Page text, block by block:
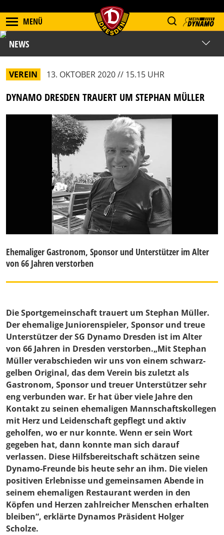
MENÜ
NEWS
VEREIN 13. OKTOBER 2020 // 15.15 UHR
DYNAMO DRESDEN TRAUERT UM STEPHAN MÜLLER
Ehemaliger Gastronom, Sponsor und Unterstützer im Alter
von 66 Jahren verstorben
Die Sportgemeinschaft trauert um Stephan Müller.
Der ehemalige Juniorenspieler, Sponsor und treue
Unterstützer der SG Dynamo Dresden ist im Alter
von 66 Jahren in Dresden verstorben.„Mit Stephan
Müller verabschieden wir uns von einem schwarz-
gelben Original, das dem Verein bis zuletzt als
Gastronom, Sponsor und treuer Unterstützer sehr
eng verbunden war. Er hat über viele Jahre den
Kontakt zu seinen ehemaligen Mannschaftskollegen
mit Herz und Leidenschaft gepflegt und aktiv
geholfen, wo er nur konnte. Wenn er sein Wort
gegeben hat, dann konnte man sich darauf
verlassen. Diese Hilfsbereitschaft schätzen seine
Dynamo-Freunde bis heute sehr an ihm. Die vielen
positiven Erlebnisse und gemeinsamen Abende in
seinem ehemaligen Restaurant werden in den
Köpfen und Herzen zahlreicher Menschen erhalten
bleiben“, erklärte Dynamos Präsident Holger
Scholze.